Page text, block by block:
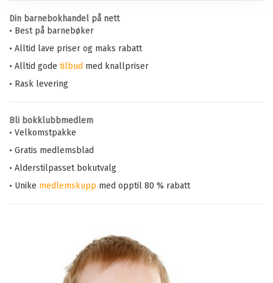
Din barnebokhandel på nett
• Best på barnebøker
• Alltid lave priser og maks rabatt
• Alltid gode tilbud med knallpriser
• Rask levering
Bli bokklubbmedlem
• Velkomstpakke
• Gratis medlemsblad
• Alderstilpasset bokutvalg
• Unike medlemskupp med opptil 80 % rabatt